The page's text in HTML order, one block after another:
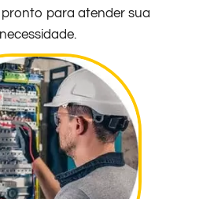
pronto para atender sua
necessidade.